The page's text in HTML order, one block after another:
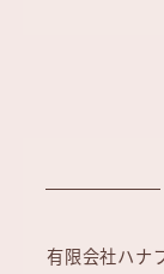
有限会社ハナ